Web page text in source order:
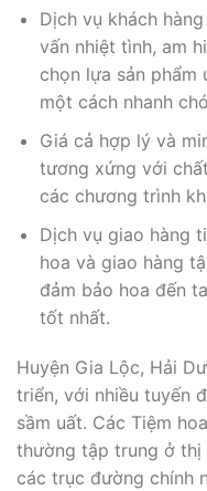
Dịch vụ khách
vấn nhiệt tình, am
chọn lựa sản
một cách nhanh
Giá cả hợp lý và
tương xứng với
các chương trình
Dịch vụ giao hàng
hoa và giao hàng
đảm bảo hoa đến
tốt nhất.
Huyện Gia Lộc, Hải
triển, với nhiều tuyến
sầm uất. Các Tiệm
thường tập trung ở thị
các trục đường chính